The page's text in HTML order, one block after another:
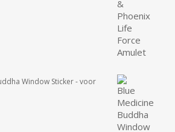
Window Sticker - voor